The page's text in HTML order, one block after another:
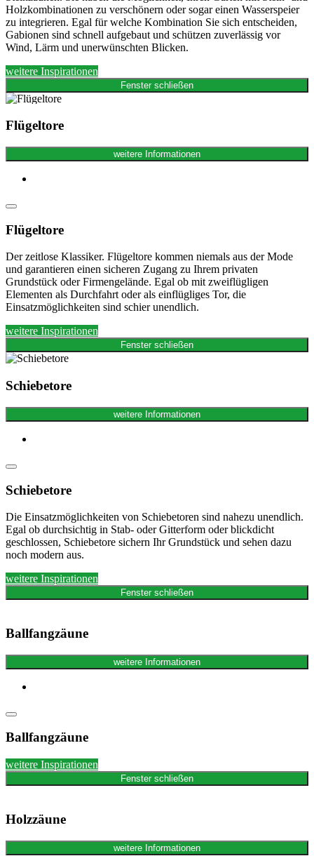
Holzkombinationen zu verschönern oder sogar einen Wasserspeier
zu integrieren. Egal für welche Kombination Sie sich entscheiden,
Gabionen sind schnell aufgebaut und schützen zuverlässig vor
Wind, Lärm und unerwünschten Blicken.
weitere Inspirationen
Fenster schließen
Flügeltore
weitere Informationen
Flügeltore
Der zeitlose Klassiker. Flügeltore kommen niemals aus der Mode
und garantieren einen sicheren Zugang zu Ihrem privaten
Grundstück oder Firmengelände. Egal ob mit zweiflügligen
Elementen als Durchfahrt oder als einflügliges Tor, die
Einsatzmöglichkeiten sind schier unendlich.
weitere Inspirationen
Fenster schließen
Schiebetore
weitere Informationen
Schiebetore
Die Einsatzmöglichkeiten von Schiebetoren sind nahezu unendlich.
Egal ob durchsichtig in Stab- oder Gitterform oder blickdicht
geschlossen, Schiebetore sichern Ihr Grundstück und sehen dazu
noch modern aus.
weitere Inspirationen
Fenster schließen
Ballfangzäune
weitere Informationen
Ballfangzäune
weitere Inspirationen
Fenster schließen
Holzzäune
weitere Informationen